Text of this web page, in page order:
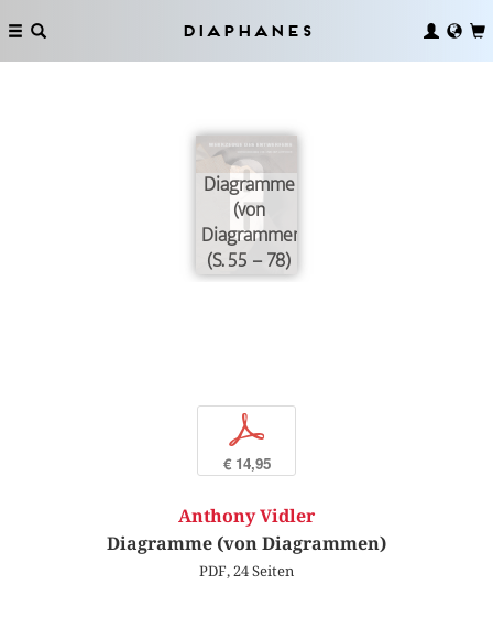
Diaphanes
Diagramme
(von
Diagrammen)
(S. 55 – 78)
p
€ 14,95
Anthony Vidler
Diagramme (von Diagrammen)
PDF, 24 Seiten